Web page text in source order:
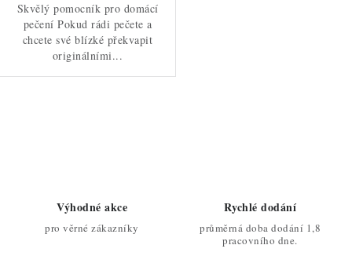
Skvělý pomocník pro domácí
pečení Pokud rádi pečete a
chcete své blízké překvapit
originálními...
Výhodné akce
pro věrné zákazníky
Rychlé dodání
průměrná doba dodání 1,8
pracovního dne.